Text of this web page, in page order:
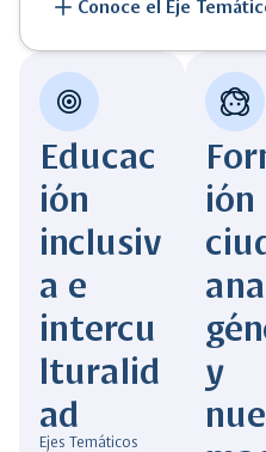
add Conoce el Eje
target
Educac
ión
inclusiv
a e
intercu
lturalid
ad
Ejes Temáticos
face_2
ión
y